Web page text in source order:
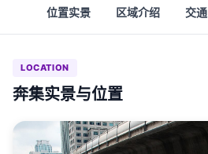
位置实景 区域介绍 交通
LOCATION
奔集实景与位置